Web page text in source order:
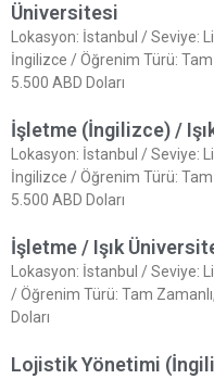
Üniversitesi
Lokasyon: İstanbul / Seviye:
İngilizce / Öğrenim Türü:
5.500 ABD Doları
İşletme (İngilizce) /
Lokasyon: İstanbul / Seviye:
İngilizce / Öğrenim Türü:
5.500 ABD Doları
İşletme / Işık
Lokasyon: İstanbul / Seviye:
/ Öğrenim Türü: Tam
Doları
Lojistik Yönetimi